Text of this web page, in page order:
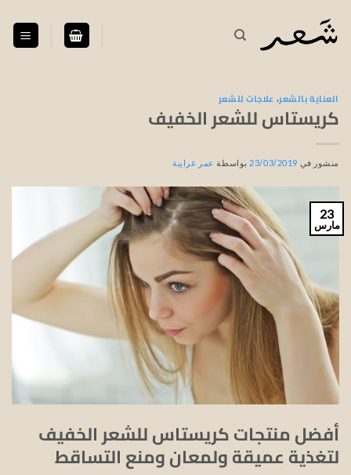
للمحتوى
العناية بالشعر،علاجات للشعر
كريستاس للشعر الخفيف
منشور في 23/03/2019 بواسطة عمر غرايبة
23
مارس
أفضل منتجات كريستاس للشعر الخفيف
لتغذية عميقة ولمعان ومنع التساقط